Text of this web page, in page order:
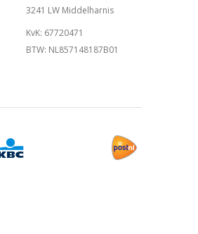
3241 LW Middelharnis
KvK: 67720471
BTW: NL857148187B01